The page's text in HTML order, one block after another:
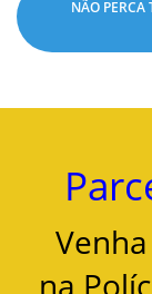
NÃO PERCA
na